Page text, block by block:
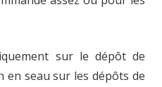
sur le dépôt de
en seau sur les dépôts de